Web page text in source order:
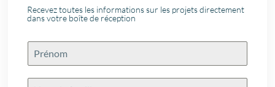
Recevez toutes les informations sur les projets directement
dans votre boîte de réception